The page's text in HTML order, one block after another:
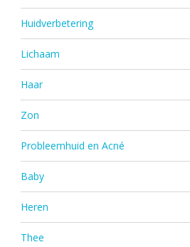
Huidverbetering
Lichaam
Haar
Zon
Probleemhuid en Acné
Baby
Heren
Thee